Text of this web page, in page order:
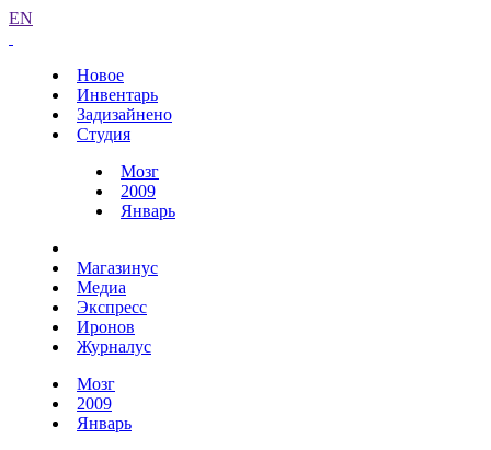
EN
Новое
Инвентарь
Задизайнено
Студия
Мозг
2009
Январь
Магазинус
Медиа
Экспресс
Иронов
Журналус
Мозг
2009
Январь